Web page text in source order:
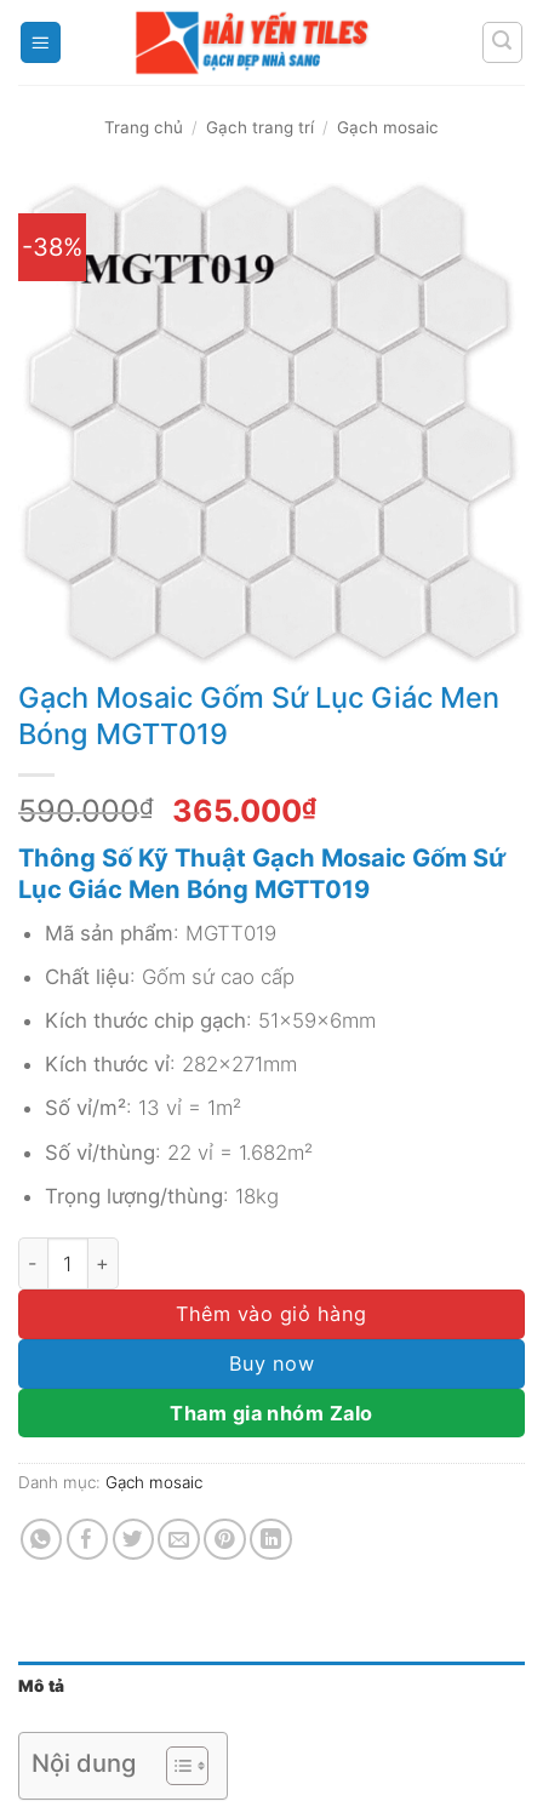
Trang chủ / Gạch trang trí / Gạch mosaic
-38%
Gạch Mosaic Gốm Sứ Lục Giác Men
Bóng MGTT019
590.000₫
Giá
gốc
là:
590.000₫.
365.000₫Giá
hiện
tại
là:
Thông Số Kỹ Thuật Gạch Mosaic Gốm Sứ
Lục Giác Men Bóng MGTT019
Mã sản phẩm: MGTT019
Chất liệu: Gốm sứ cao cấp
Kích thước chip gạch: 51x59x6mm
Kích thước vỉ: 282x271mm
Số vỉ/m²: 13 vỉ = 1m²
Số vỉ/thùng: 22 vỉ = 1.682m²
Trọng lượng/thùng: 18kg
Gạch Mosaic Gốm Sứ Lục Giác Men Bóng MGTT019 số
Thêm vào giỏ hàng
Buy now
Tham gia nhóm Zalo
Danh mục: Gạch mosaic
Mô tả
Nội dung